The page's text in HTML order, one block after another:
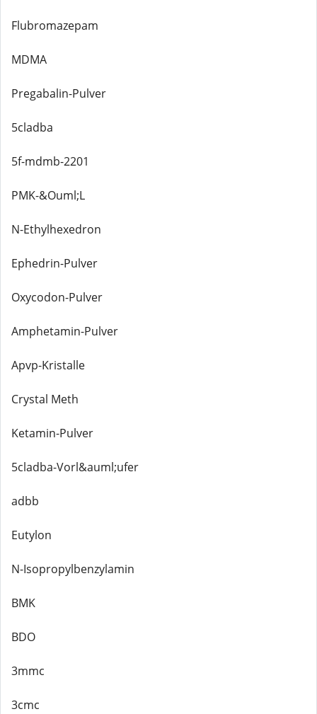
Flubromazepam
MDMA
Pregabalin-Pulver
5cladba
5f-mdmb-2201
PMK-&Ouml;L
N-Ethylhexedron
Ephedrin-Pulver
Oxycodon-Pulver
Amphetamin-Pulver
Apvp-Kristalle
Crystal Meth
Ketamin-Pulver
5cladba-Vorl&auml;ufer
adbb
Eutylon
N-Isopropylbenzylamin
BMK
BDO
3mmc
3cmc